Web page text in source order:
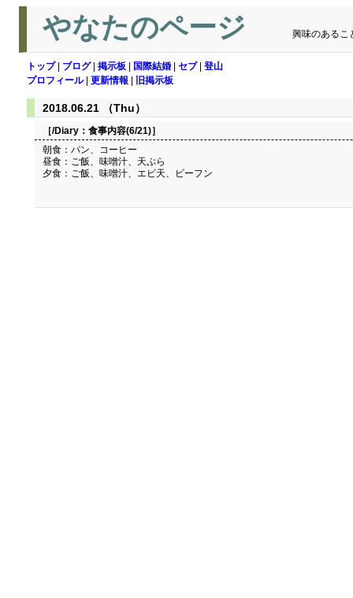
やなたのページ 興味のあるこ
トップ| ブログ| 掲示板 国際結婚 セブ| 登山
プロフィール| 更新情報 旧掲示板
2018.06.21 （Thu）
［/Diary： 食事内容(6/21)］
朝食：パン、コーヒー
昼食：ご飯、味噌汁、天ぷら
夕食：ご飯、味噌汁、エビ天、ビーフン